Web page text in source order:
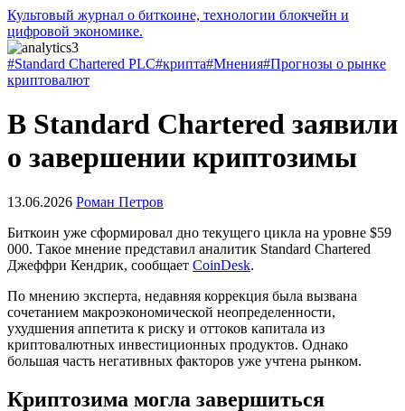
Культовый журнал о биткоине, технологии блокчейн и
цифровой экономике.
#Standard Chartered PLC#крипта#Мнения#Прогнозы о рынке
криптовалют
В Standard Chartered заявили
о завершении криптозимы
13.06.2026 Роман Петров
Биткоин уже сформировал дно текущего цикла на уровне $59
000. Такое мнение представил аналитик Standard Chartered
Джеффри Кендрик, сообщает CoinDesk.
По мнению эксперта, недавняя коррекция была вызвана
сочетанием макроэкономической неопределенности,
ухудшения аппетита к риску и оттоков капитала из
криптовалютных инвестиционных продуктов. Однако
большая часть негативных факторов уже учтена рынком.
Криптозима могла завершиться